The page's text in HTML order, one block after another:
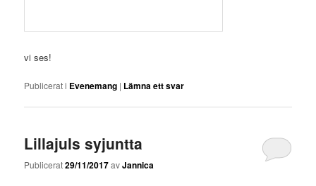
vi ses!
Publicerat i Evenemang | Lämna ett svar
Lillajuls syjuntta
Publicerat29/11/2017avJannica